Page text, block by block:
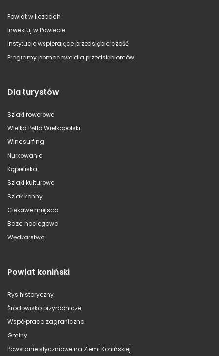
Powiat w liczbach
Inwestuj w Powiecie
Instytucje wspierające przedsiębiorczość
Programy pomocowe dla przedsiębiorców
Dla turystów
Szlaki rowerowe
Wielka Pętla Wielkopolski
Windsurfing
Nurkowanie
Kąpieliska
Szlaki kulturowe
Szlak konny
Ciekawe miejsca
Baza noclegowa
Wędkarstwo
Powiat koniński
Rys historyczny
Środowisko przyrodnicze
Współpraca zagraniczna
Gminy
Powstanie styczniowe na Ziemi Konińskiej